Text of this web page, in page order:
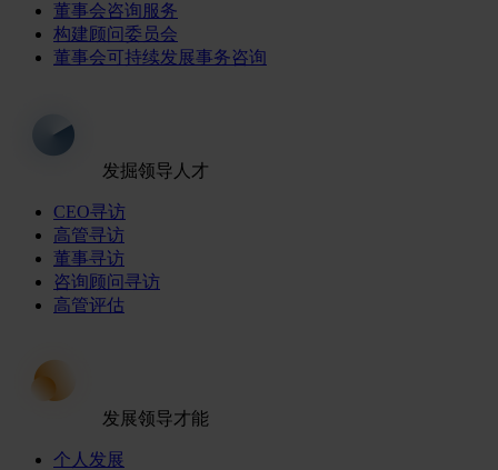
董事会咨询服务
构建顾问委员会
董事会可持续发展事务咨询
发掘领导人才
CEO寻访
高管寻访
董事寻访
咨询顾问寻访
高管评估
发展领导才能
个人发展